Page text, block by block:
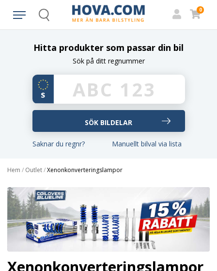
Search
0
Hitta produkter som passar din bil
Sök på ditt regnummer
Saknar du regnr? Manuellt bilval via lista
Hem / Outlet/Xenonkonverteringslampor
Xenonkonverteringslampor